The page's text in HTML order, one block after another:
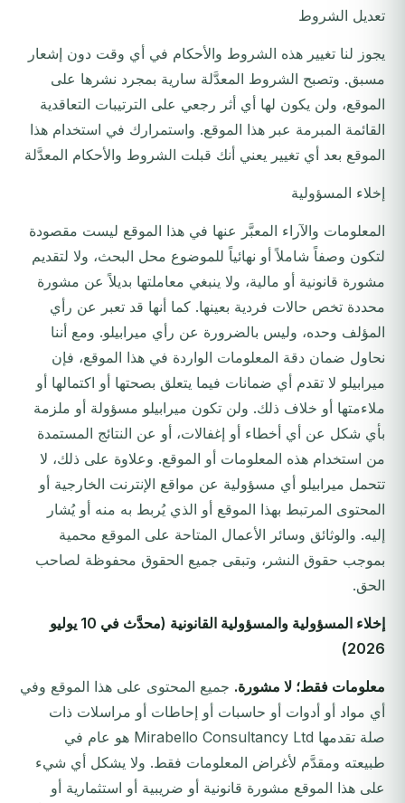
تعديل الشروط
يجوز لنا تغيير هذه الشروط والأحكام في أي وقت دون إشعار
مسبق. وتصبح الشروط المعدَّلة سارية بمجرد نشرها على
الموقع، ولن يكون لها أي أثر رجعي على الترتيبات التعاقدية
القائمة المبرمة عبر هذا الموقع. واستمرارك في استخدام هذا
الموقع بعد أي تغيير يعني أنك قبلت الشروط والأحكام المعدَّلة
إخلاء المسؤولية
المعلومات والآراء المعبَّر عنها في هذا الموقع ليست مقصودة
لتكون وصفاً شاملاً أو نهائياً للموضوع محل البحث، ولا لتقديم
مشورة قانونية أو مالية، ولا ينبغي معاملتها بديلاً عن مشورة
محددة تخص حالات فردية بعينها. كما أنها قد تعبر عن رأي
المؤلف وحده، وليس بالضرورة عن رأي ميرابيلو. ومع أننا
نحاول ضمان دقة المعلومات الواردة في هذا الموقع، فإن
ميرابيلو لا تقدم أي ضمانات فيما يتعلق بصحتها أو اكتمالها أو
ملاءمتها أو خلاف ذلك. ولن تكون ميرابيلو مسؤولة أو ملزمة
بأي شكل عن أي أخطاء أو إغفالات، أو عن النتائج المستمدة
من استخدام هذه المعلومات أو الموقع. وعلاوة على ذلك، لا
تتحمل ميرابيلو أي مسؤولية عن مواقع الإنترنت الخارجية أو
المحتوى المرتبط بهذا الموقع أو الذي يُربط به منه أو يُشار
إليه. والوثائق وسائر الأعمال المتاحة على الموقع محمية
بموجب حقوق النشر، وتبقى جميع الحقوق محفوظة لصاحب
الحق.
إخلاء المسؤولية والمسؤولية القانونية (محدَّث في 10 يوليو
2026)
معلومات فقط؛ لا مشورة. جميع المحتوى على هذا الموقع وفي
أي مواد أو أدوات أو حاسبات أو إحاطات أو مراسلات ذات
صلة تقدمها Mirabello Consultancy Ltd هو عام في
طبيعته ومقدَّم لأغراض المعلومات فقط. ولا يشكل أي شيء
على هذا الموقع مشورة قانونية أو ضريبية أو استثمارية أو